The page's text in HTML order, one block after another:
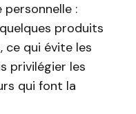
:
produits
ce qui évite les
privilégier les
qui font la